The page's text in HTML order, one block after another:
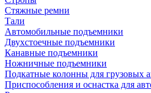
Стяжные ремни
Тали
Автомобильные подъемники
Двухстоечные подъемники
Канавные подъемники
Ножничные подъемники
Подкатные колонны для грузовых
Приспособления и оснастка для